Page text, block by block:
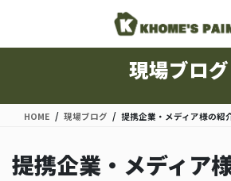
移
ン
現場ブログ
HOME 現場ブログ 提携企業・メディア様の紹
提携企業・メディア